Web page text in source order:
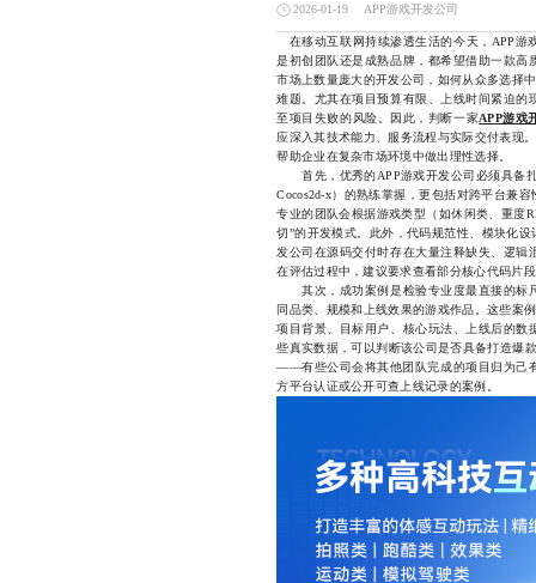
2026-01-19 APP游戏开发公司
在移动互联网持续渗透生活的今天，APP游
是初创团队还是成熟品牌，都希望借助一款
市场上数量庞大的开发公司，如何从众多选择
难题。尤其在项目预算有限、上线时间紧迫
至项目失败的风险。因此，判断一家APP游戏
应深入其技术能力、服务流程与实际交付表现
帮助企业在复杂市场环境中做出理性选择。
首先，优秀的APP游戏开发公司必须具备
Cocos2d-x）的熟练掌握，更包括对跨平台兼
专业的团队会根据游戏类型（如休闲类、重度
切”的开发模式。此外，代码规范性、模块化
发公司在源码交付时存在大量注释缺失、逻
在评估过程中，建议要求查看部分核心代码片
其次，成功案例是检验专业度最直接的标
同品类、规模和上线效果的游戏作品。这些案
项目背景、目标用户、核心玩法、上线后的
些真实数据，可以判断该公司是否具备打造爆
——有些公司会将其他团队完成的项目归为己
方平台认证或公开可查上线记录的案例。